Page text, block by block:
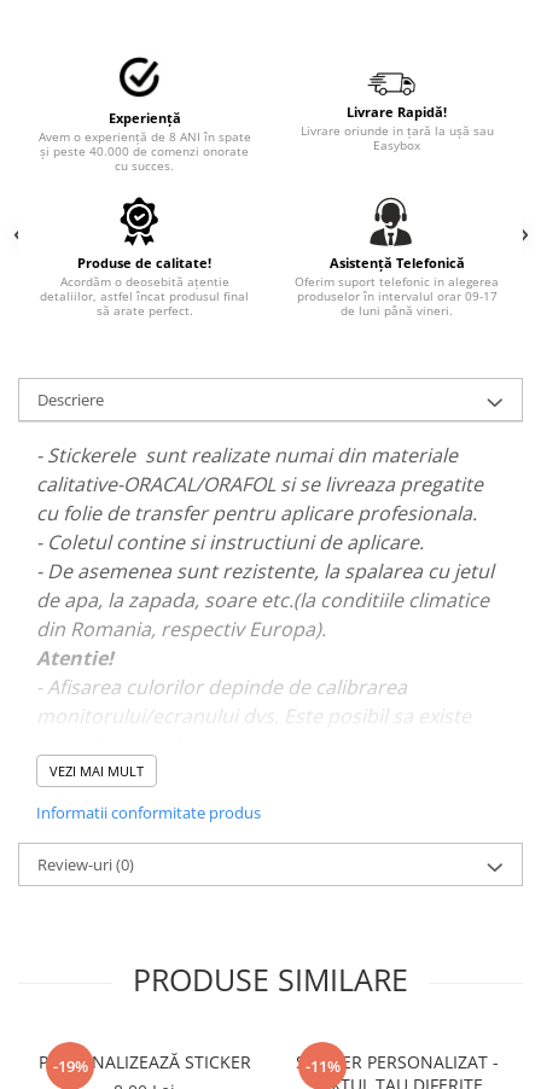
STICKERE MOTO/ATV
18+ STICKER
4X4/OFF ROAD STICKER
BABY ON BOARD
DIVERSE
DRIFT
PARASOLARE
PAUL WALKER STICKER
PENTRU FETE
PRODUSE IN TRENDING
SETURI STICKERE
STICKERE CAPAC REZERVOR
STICKERE CRĂCIUN
STICKERE CU ANIMALE
STICKERE GEAM MIC
STICKERE JDM
STICKERE PENTRU CAPOTA
STICKERE PENTRU LATERALE
STICKERE PERSONALIZATE
STICKERE PRAGURI
VANATOARE - PESCUIT
PRODUSE PERSONALIZATE FIRME
CARTI DE VIZITA
Experiență
Avem o experiență de 8 ANI în spate
și peste 40.000 de comenzi onorate
cu succes.
Livrare Rapidă!
Livrare oriunde in țară la ușă sau
Easybox
Produse de calitate!
Acordăm o deosebită ațentie
detaliilor, astfel încat produsul final
să arate perfect.
Asistență Telefonică
Oferim suport telefonic in alegerea
produselor în intervalul orar 09-17
de luni până vineri.
Descriere
- Stickerele sunt realizate numai din materiale
calitative-ORACAL/ORAFOL si se livreaza pregatite
cu folie de transfer pentru aplicare profesionala.
- Coletul contine si instructiuni de aplicare.
- De asemenea sunt rezistente, la spalarea cu jetul
de apa, la zapada, soare etc.(la conditiile climatice
din Romania, respectiv Europa).
Atentie!
- Afisarea culorilor depinde de calibrarea
monitorului/ecranului dvs. Este posibil sa existe
- Pentru stickere personalizate si pentru a vizualiza
portofoliul nostru va rugam sa ne contactati
VEZI MAI MULT
Informatii conformitate produs
Review-uri(0)
PRODUSE SIMILARE
-19%
PERSONALIZEAZĂ STICKER
-11%
STICKER PERSONALIZAT -
TEXTUL TAU DIFERITE